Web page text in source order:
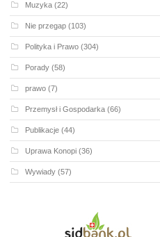
Muzyka (22)
Nie przegap (103)
Polityka i Prawo (304)
Porady (58)
prawo (7)
Przemysł i Gospodarka (66)
Publikacje (44)
Uprawa Konopi (36)
Wywiady (57)